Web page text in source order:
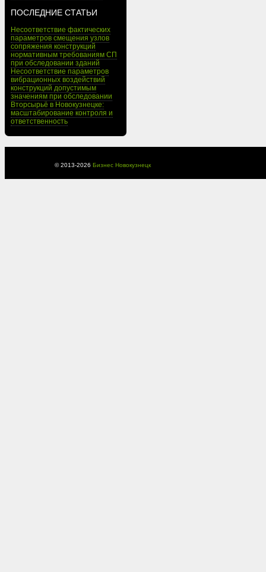
ПОСЛЕДНИЕ СТАТЬИ
Несоответствие фактических
параметров смещения узлов
сопряжения конструкций
нормативным требованиям СП
при обследовании зданий
Несоответствие параметров
вибрационных воздействий
конструкций допустимым
значениям при обследовании
Вторсырьё в Новокузнецке:
масштабирование контроля и
ответственность
© 2013-2026 Бизнес Новокузнецк